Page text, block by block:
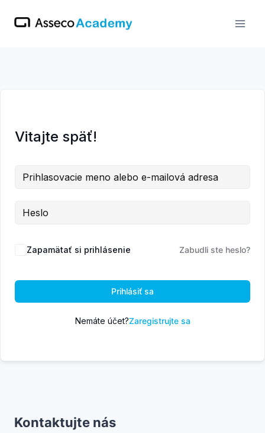
Vitajte späť!
Zapamätať si prihlásenie Zabudli ste heslo?
Prihlásiť sa
Nemáte účet?Zaregistrujte sa
Kontaktujte nás